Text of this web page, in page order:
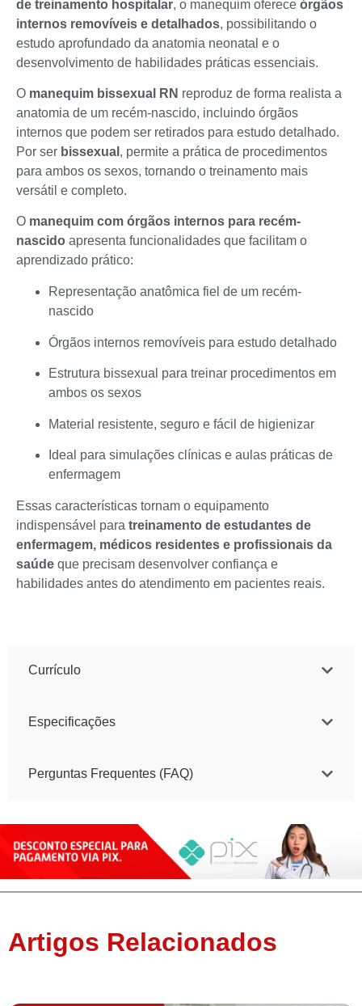
Currículo
Especificações
Perguntas Frequentes (FAQ)
de treinamento hospitalar, o manequim oferece órgãos
internos removíveis e detalhados, possibilitando o
estudo aprofundado da anatomia neonatal e o
desenvolvimento de habilidades práticas essenciais.
O manequim bissexual RN reproduz de forma realista a
anatomia de um recém-nascido, incluindo órgãos
internos que podem ser retirados para estudo detalhado.
Por ser bissexual , permite a prática de procedimentos
para ambos os sexos, tornando o treinamento mais
versátil e completo.
O manequim com órgãos internos para recém-
nascido apresenta funcionalidades que facilitam o
aprendizado prático:
Representação anatômica fiel de um recém-
nascido
Órgãos internos removíveis para estudo detalhado
Estrutura bissexual para treinar procedimentos em
ambos os sexos
Material resistente, seguro e fácil de higienizar
Ideal para simulações clínicas e aulas práticas de
enfermagem
Essas características tornam o equipamento
indispensável para treinamento de estudantes de
enfermagem, médicos residentes e profissionais da
saúde que precisam desenvolver confiança e
habilidades antes do atendimento em pacientes reais.
Artigos Relacionados